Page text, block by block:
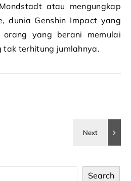
atau mengungkap
dunia Genshin Impact yang
orang yang berani memulai
terhitung jumlahnya.
Search